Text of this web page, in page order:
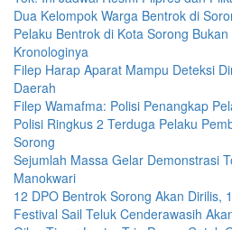
Dua Kelompok Warga Bentrok di
Pelaku Bentrok di Kota Sorong
Kronologinya
Filep Harap Aparat Mampu Deteksi
Daerah
Filep Wamafma: Polisi Penangkap
Polisi Ringkus 2 Terduga Pelaku
Sorong
Sejumlah Massa Gelar Demonstrasi
Manokwari
12 DPO Bentrok Sorong Akan Dirilis,
Festival Sail Teluk Cenderawasih